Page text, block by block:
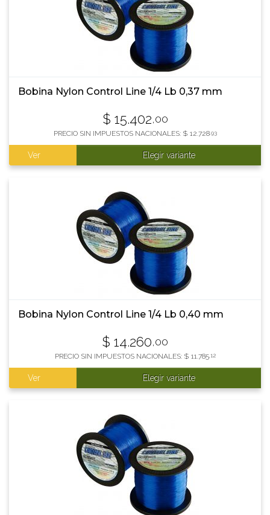
Bobina Nylon Control Line 1/4 Lb 0,37 mm
$ 15.402,00
PRECIO SIN IMPUESTOS NACIONALES: $ 12.728,93
Ver Elegir variante
Bobina Nylon Control Line 1/4 Lb 0,40 mm
$ 14.260,00
PRECIO SIN IMPUESTOS NACIONALES: $ 11.785,12
Ver Elegir variante